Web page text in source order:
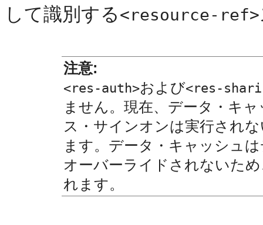
して識別する<resource-ref>
注意:
<res-auth>および<res-
ません。現在、データ・キ
ス・サインオンは実行され
ます。データ・キャッシュ
オーバーライドされないた
れます。